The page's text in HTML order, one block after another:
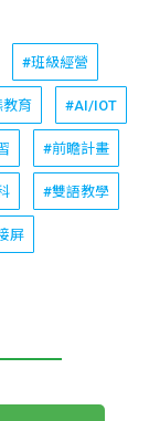
#班級經營
育 #AI/IOT
#前瞻計畫
#雙語教學
屏